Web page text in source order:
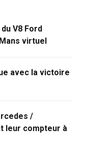
V8 Ford
virtuel
avec la victoire
/
leur compteur à